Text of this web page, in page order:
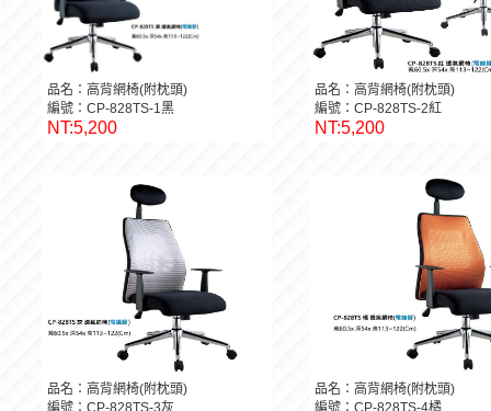
品名：高背網椅(附枕頭)
編號：CP-828TS-1黑
NT:5,200
品名：高背網椅(附枕頭)
編號：CP-828TS-2紅
NT:5,200
品名：高背網椅(附枕頭)
編號：CP-828TS-3灰
品名：高背網椅(附枕頭)
編號：CP-828TS-4橘